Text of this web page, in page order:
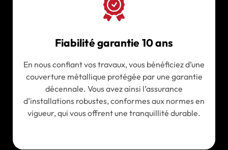
Fiabilité garantie 10 ans
En nous confiant vos travaux, vous bénéficiez d’une
couverture métallique protégée par une garantie
décennale. Vous avez ainsi l’assurance
d’installations robustes, conformes aux normes en
vigueur, qui vous offrent une tranquillité durable.